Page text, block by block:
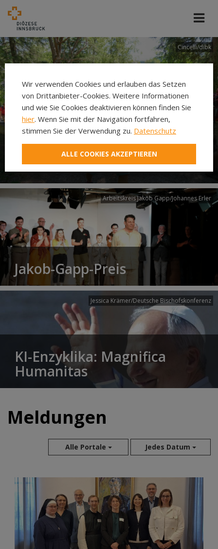
Cincelli/dibk
Neuer Pilgerweg Via
Laudato si’
Arbeitskreis Jakob Gapp/Johannes Erler
Jakob-Gapp-Preis
Jessica Krämer/Deutsche Bischofskonferenz
KI-Enzyklika: Magnifica
Humanitas
Meldungen
Alle Portale Jedes Datum
Aug 2026
Jul 2026
Jun 2026
Mai 2026
Apr 2026
Mär 2026
Wir verwenden Cookies und erlauben das Setzen
von Drittanbieter-Cookies. Weitere Informationen
und wie Sie Cookies deaktivieren können finden Sie
hier. Wenn Sie mit der Navigation fortfahren,
stimmen Sie der Verwendung zu. Datenschutz
ALLE COOKIES AKZEPTIEREN